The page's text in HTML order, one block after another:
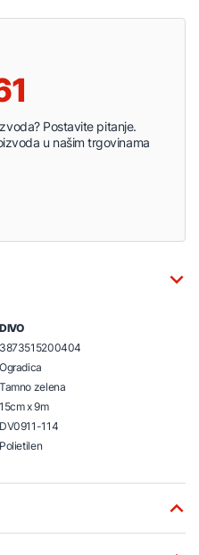
Postavite pitanje.
u našim trgovinama
DIVO
3873515200404
Ogradica
Tamno zelena
15cm x 9m
DV0911-114
Polietilen